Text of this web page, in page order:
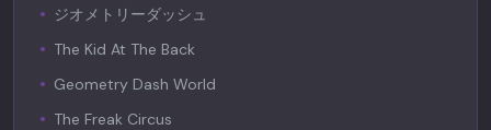
ジオメトリーダッシュ
The Kid At The Back
Geometry Dash World
The Freak Circus